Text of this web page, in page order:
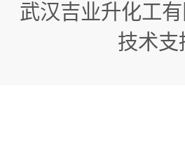
武汉吉业升化工
技术